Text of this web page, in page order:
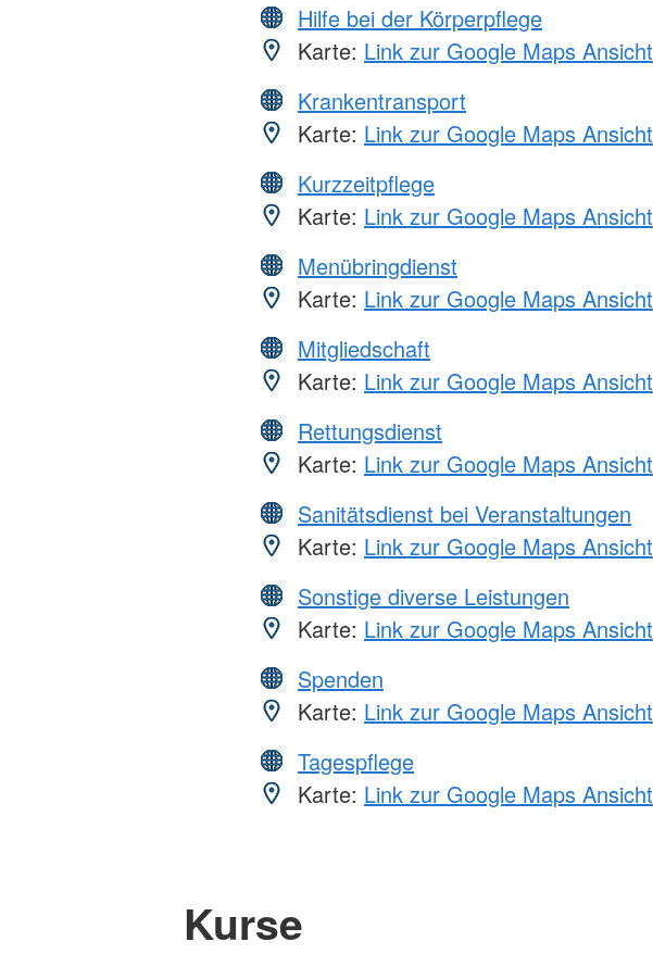
Hilfe bei der Körperpflege
Karte: Link zur Google Maps Ansicht
Krankentransport
Karte: Link zur Google Maps Ansicht
Kurzzeitpflege
Karte: Link zur Google Maps Ansicht
Menübringdienst
Karte: Link zur Google Maps Ansicht
Mitgliedschaft
Karte: Link zur Google Maps Ansicht
Rettungsdienst
Karte: Link zur Google Maps Ansicht
Sanitätsdienst bei Veranstaltungen
Karte: Link zur Google Maps Ansicht
Sonstige diverse Leistungen
Karte: Link zur Google Maps Ansicht
Spenden
Karte: Link zur Google Maps Ansicht
Tagespflege
Karte: Link zur Google Maps Ansicht
Kurse